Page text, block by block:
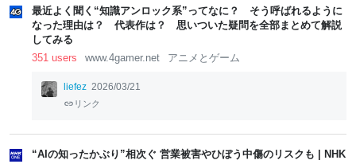
最近よく聞く“知識アンロック系”ってなに？ そう呼ばれるように
なった理由は？ 代表作は？ 思いついた疑問を全部まとめて解説
してみる
351 users
www.4gamer.net アニメとゲーム
liefez 2026/03/21
リンク
“AIの知ったかぶり”相次ぐ 営業被害やひぼう中傷のリスクも | NHK